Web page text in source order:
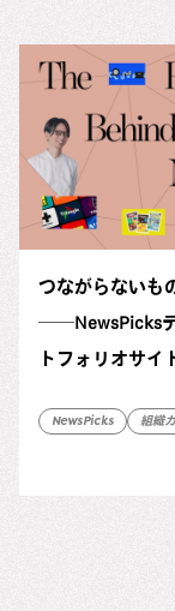
つながらないも
──NewsPicks
トフォリオサイ
NewsPicks 組織